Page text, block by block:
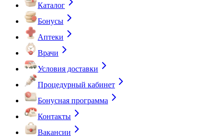
Каталог
Бонусы
Аптеки
Врачи
Условия доставки
Процедурный кабинет
Бонусная программа
Контакты
Вакансии